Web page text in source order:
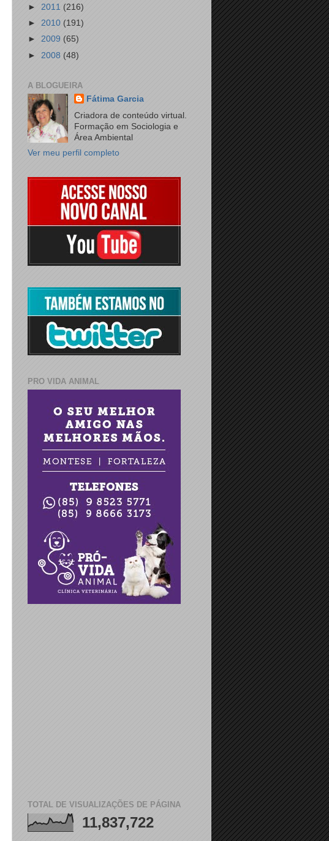
► 2011 (216)
► 2010 (191)
► 2009 (65)
► 2008 (48)
A BLOGUEIRA
Fátima Garcia
Criadora de conteúdo virtual.
Formação em Sociologia e
Área Ambiental
Ver meu perfil completo
PRO VIDA ANIMAL
TOTAL DE VISUALIZAÇÕES DE PÁGINA
11,837,722